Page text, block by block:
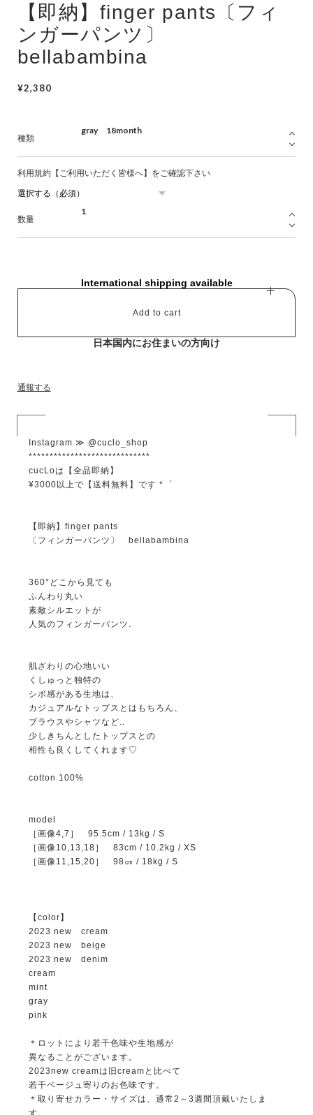
【即納】finger pants〔フィ
ンガーパンツ〕
bellabambina
¥2,380
種類
利用規約【ご利用いただく皆様へ】をご確認下さい
数量
International shipping available
Add to cart
日本国内にお住まいの方向け
通報する
Instagram ≫ @cuclo_shop
*****************************
cucLoは【全品即納】
¥3000以上で【送料無料】です *゜
【即納】finger pants
〔フィンガーパンツ〕 bellabambina
360°どこから見ても
ふんわり丸い
素敵シルエットが
人気のフィンガーパンツ.
肌ざわりの心地いい
くしゅっと独特の
シボ感がある生地は、
カジュアルなトップスとはもちろん、
ブラウスやシャツなど..
少しきちんとしたトップスとの
相性も良くしてくれます♡
cotton 100%
model
［画像4,7］ 95.5cm / 13kg / S
［画像10,13,18］ 83cm / 10.2kg / XS
［画像11,15,20］ 98㎝ / 18kg / S
【color】
2023 new cream
2023 new beige
2023 new denim
cream
mint
gray
pink
＊ロットにより若干色味や生地感が
異なることがございます。
2023new creamは旧creamと比べて
若干ベージュ寄りのお色味です。
＊取り寄せカラー・サイズは、通常2～3週間頂戴いたしま
す。